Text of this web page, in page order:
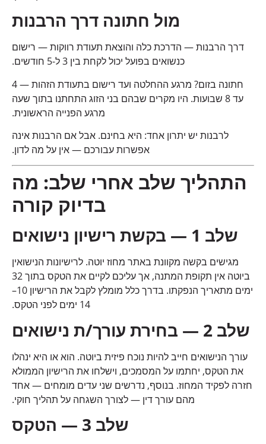
מול חתונה דרך הרבנות
דרך הרבנות — הדרכת כלה והוצאת תעודת רווקות — רישום
כנשואים בפועל יכול לקחת בין 3 ל-5 חודשים.
חתונה בזום? מרגע ההחלטה ועד רישום בתעודת הזהות — 4
עד 8 שבועות. היו מקרים שבהם בני הזוג התחתנו בתוך שעה
מרגע הפנייה הראשונית.
לרבנות יש יתרון אחד: היא בחינם. אבל אם הרבנות אינה
אפשרות עבורכם — אין על מה לדון.
התהליך שלב אחרי שלב: מה
בדיוק קורה
שלב 1 — בקשת רישיון נישואים
מגישים בקשה מקוונת באתר מחוז יוטה. לרישיונות הנישואין
ביוטה אין תקופת המתנה, אך עליכם לקיים את הטקס בתוך 32
ימים מתאריך הנפקתו. בדרך כלל מומלץ לקבל את הרישיון 10–
שלב 2 — בחירת עורך/ת נישואים
עורך הנישואים חייב להיות נוכח פיזית ביוטה. הוא או היא ינהלו
את הטקס, יחתמו על המסמכים, וישלחו את הרישיון הממולא
חזרה לפקיד המחוז. בנוסף, נדרשים שני עדים מומחים — אחד
מהם עורך דין — לצורך השגחה על תהליך חוקי.
שלב 3 — הטקס